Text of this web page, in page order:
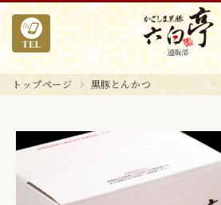
トップページ 黒豚とんかつ